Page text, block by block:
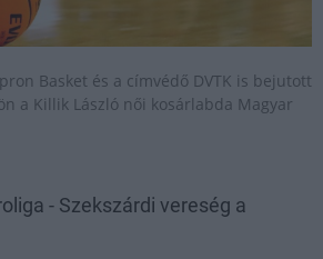
Basket és a címvédő DVTK is bejutott
a Killik László női kosárlabda Magyar
- Szekszárdi vereség a